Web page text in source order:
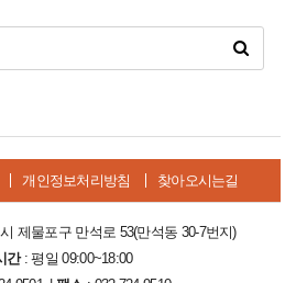
개인정보처리방침 찾아오시는길
제물포구 만석로 53(만석동 30-7번지)
간: 평일 09:00~18:00